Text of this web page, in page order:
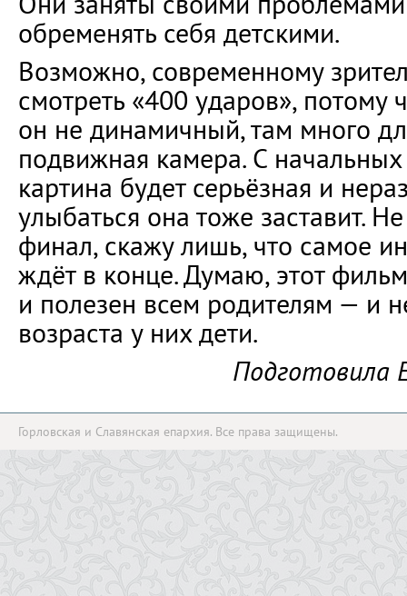
обременять себя детскими.
Возможно, современному
смотреть «400 ударов», потому
он не динамичный, там много
подвижная камера. С начальных
картина будет серьёзная и
улыбаться она тоже заставит.
финал, скажу лишь, что самое
ждёт в конце. Думаю, этот
и полезен всем родителям — и
возраста у них дети.
Подготовила
Горловская и Славянская епархия. Все права защищены.